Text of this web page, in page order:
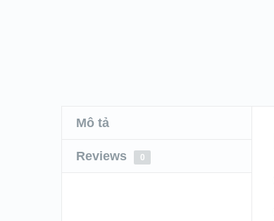
Mô tả
Reviews 0